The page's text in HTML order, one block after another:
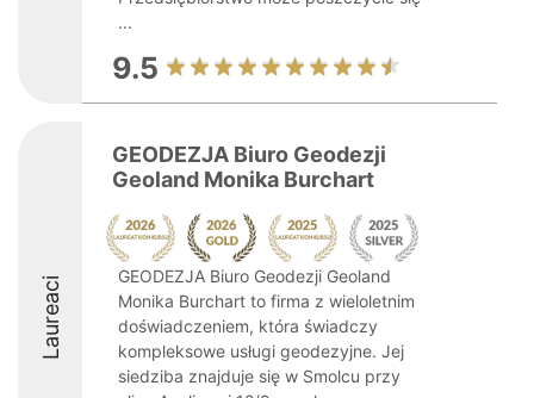
...
9.5
Laureaci
GEODEZJA Biuro Geodezji
Geoland Monika Burchart
GEODEZJA Biuro Geodezji Geoland
Monika Burchart to firma z wieloletnim
doświadczeniem, która świadczy
kompleksowe usługi geodezyjne. Jej
siedziba znajduje się w Smolcu przy